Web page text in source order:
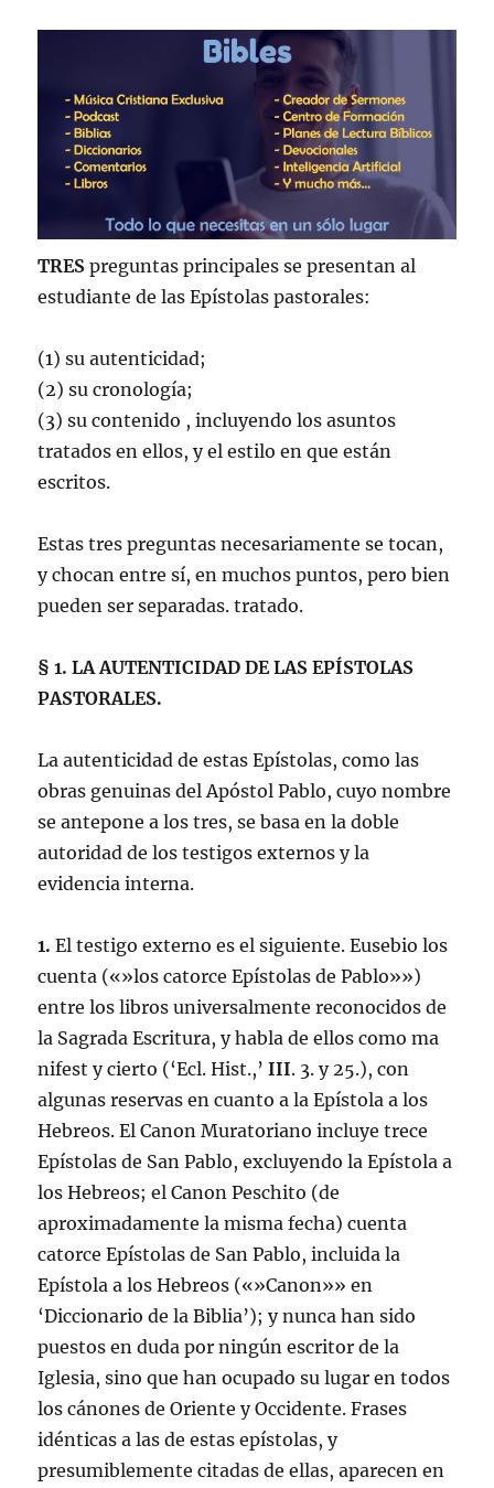
TRES preguntas principales se presentan al
estudiante de las Epístolas pastorales:
(1) su autenticidad;
(2) su cronología;
(3) su contenido , incluyendo los asuntos
tratados en ellos, y el estilo en que están
escritos.
Estas tres preguntas necesariamente se tocan,
y chocan entre sí, en muchos puntos, pero bien
pueden ser separadas. tratado.
§ 1. LA AUTENTICIDAD DE LAS EPÍSTOLAS
PASTORALES.
La autenticidad de estas Epístolas, como las
obras genuinas del Apóstol Pablo, cuyo nombre
se antepone a los tres, se basa en la doble
autoridad de los testigos externos y la
evidencia interna.
1. El testigo externo es el siguiente. Eusebio los
cuenta («»los catorce Epístolas de Pablo»»)
entre los libros universalmente reconocidos de
la Sagrada Escritura, y habla de ellos como ma
nifest y cierto (‘Ecl. Hist.,’III. 3. y 25.), con
algunas reservas en cuanto a la Epístola a los
Hebreos. El Canon Muratoriano incluye trece
Epístolas de San Pablo, excluyendo la Epístola a
los Hebreos; el Canon Peschito (de
aproximadamente la misma fecha) cuenta
catorce Epístolas de San Pablo, incluida la
Epístola a los Hebreos («»Canon»» en
‘Diccionario de la Biblia’); y nunca han sido
puestos en duda por ningún escritor de la
Iglesia, sino que han ocupado su lugar en todos
los cánones de Oriente y Occidente. Frases
idénticas a las de estas epístolas, y
presumiblemente citadas de ellas, aparecen en